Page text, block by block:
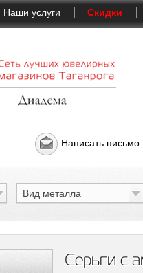
Наши услуги Скидки
Написать письмо
Вид металла
Серьги с